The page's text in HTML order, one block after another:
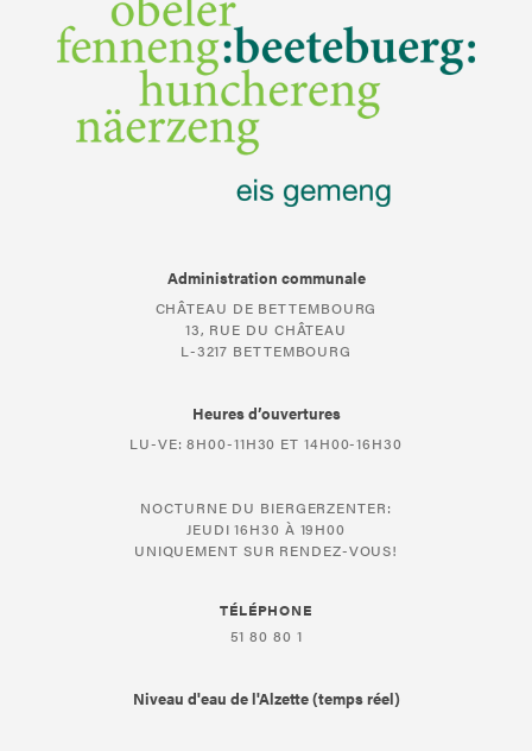
Administration communale
CHÂTEAU DE BETTEMBOURG
13, RUE DU CHÂTEAU
L-3217 BETTEMBOURG
Heures d’ouvertures
LU-VE: 8H00-11H30 ET 14H00-16H30
NOCTURNE DU BIERGERZENTER:
JEUDI 16H30 À 19H00
UNIQUEMENT SUR RENDEZ-VOUS!
TÉLÉPHONE
51 80 80 1
Niveau d'eau de l'Alzette (temps réel)